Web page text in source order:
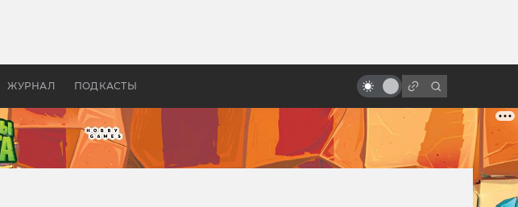
ЖУРНАЛ ПОДКАСТЫ
«Властелина колец»
настоящим волшебством